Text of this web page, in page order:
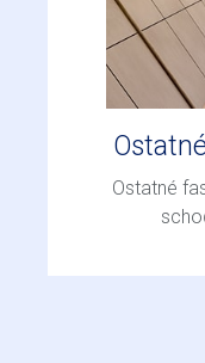
Ostatné